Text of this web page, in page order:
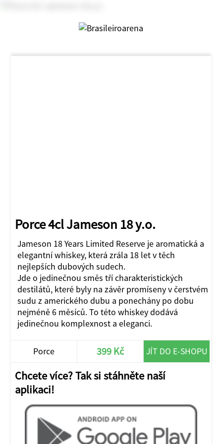
Porce 4cl Jameson 18 y.o.
Jameson 18 Years Limited Reserve je aromatická a
elegantní whiskey, která zrála 18 let v těch
nejlepších dubových sudech.
Jde o jedinečnou směs tří charakteristických
destilátů, které byly na závěr promíseny v čerstvém
sudu z amerického dubu a ponechány po dobu
nejméně 6 měsíců. To této whiskey dodává
jedinečnou komplexnost a eleganci.
Porce 399 Kč JÍT DO E-SHOPU
Chcete více? Tak si stáhněte naší
aplikaci!